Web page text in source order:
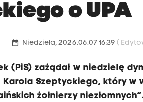
o UPA
date_range Niedziela, 2026.06.07 16:39(
(PiS) zażądał w niedzielę
Szeptyckiego, który w
żołnierzy